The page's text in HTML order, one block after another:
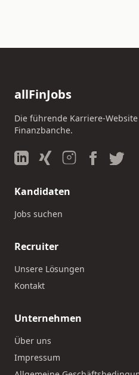
allFinJobs
Die führende Karriere-
Finanzbanche.
Kandidaten
Jobs suchen
Recruiter
Unsere Lösungen
Kontakt
Unternehmen
Über uns
Impressum